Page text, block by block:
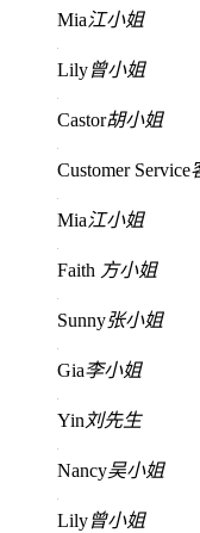
Mia江小姐
Lily曾小姐
Castor胡小姐
Customer Service
Mia江小姐
Faith 方小姐
Sunny张小姐
Gia李小姐
Yin 刘先生
Nancy吴小姐
Lily曾小姐